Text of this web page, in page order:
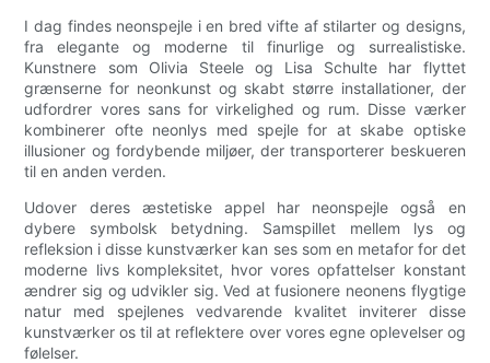
I dag findes neonspejle i en bred vifte af stilarter og designs,
fra elegante og moderne til finurlige og surrealistiske.
Kunstnere som Olivia Steele og Lisa Schulte har flyttet
grænserne for neonkunst og skabt større installationer, der
udfordrer vores sans for virkelighed og rum. Disse værker
kombinerer ofte neonlys med spejle for at skabe optiske
illusioner og fordybende miljøer, der transporterer beskueren
til en anden verden.
Udover deres æstetiske appel har neonspejle også en
dybere symbolsk betydning. Samspillet mellem lys og
refleksion i disse kunstværker kan ses som en metafor for det
moderne livs kompleksitet, hvor vores opfattelser konstant
ændrer sig og udvikler sig. Ved at fusionere neonens flygtige
natur med spejlenes vedvarende kvalitet inviterer disse
kunstværker os til at reflektere over vores egne oplevelser og
følelser.